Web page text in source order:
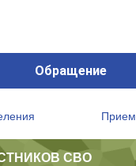
Обращение
СВО